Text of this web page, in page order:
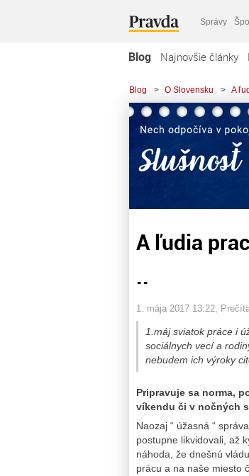
Správy
Blog Najnovšie články
Blog > O Slovensku > A
A ľudia
..
1. mája 2017 13:22 ,
1.máj sviatok práce i
sociálnych vecí a
nebudem ich výroky
Pripravuje sa norma,
víkendu či v nočných
Naozaj “ úžasná “
postupne likvidovali, až
náhoda, že dnešnú
prácu a na naše miesto